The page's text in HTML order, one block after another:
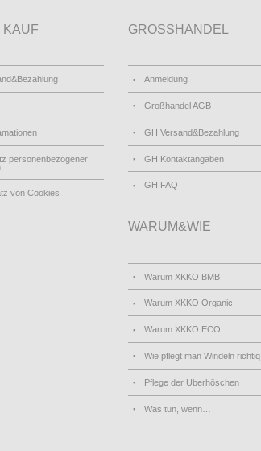
KAUF
personenbezogener
von Cookies
GROSSHANDEL
Anmeldung
Großhandel AGB
GH Versand&Bezahlung
GH Kontaktangaben
GH FAQ
WARUM&WIE
Warum XKKO BMB
Warum XKKO Organic
Warum XKKO ECO
Wie pflegt man Windeln richtiq
Pflege der Überhöschen
Was tun, wenn…